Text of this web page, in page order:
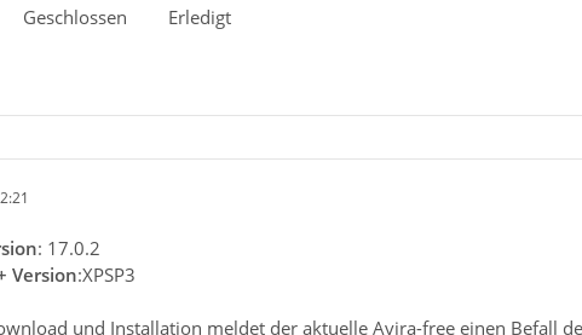
Geschlossen Erledigt
: 17.0.2
Version:XPSP3
und Installation meldet der aktuelle Avira-free einen Befall